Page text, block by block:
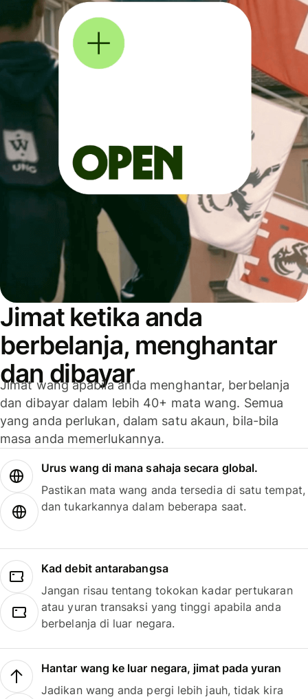
Jimat ketika anda
berbelanja, menghantar
dan dibayar
Jimat wang apabila anda menghantar, berbelanja
dan dibayar dalam lebih 40+ mata wang. Semua
yang anda perlukan, dalam satu akaun, bila-bila
masa anda memerlukannya.
Urus wang di mana sahaja secara global.
Pastikan mata wang anda tersedia di satu tempat,
dan tukarkannya dalam beberapa saat.
Kad debit antarabangsa
Jangan risau tentang tokokan kadar pertukaran
atau yuran transaksi yang tinggi apabila anda
berbelanja di luar negara.
Hantar wang ke luar negara, jimat pada yuran
Jadikan wang anda pergi lebih jauh, tidak kira